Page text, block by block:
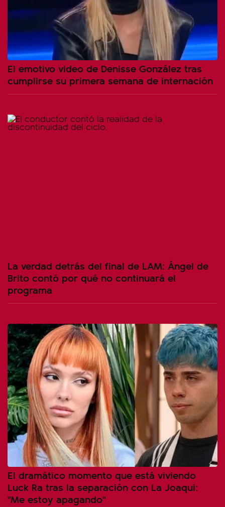
El emotivo video de Denisse González tras
cumplirse su primera semana de internación
La verdad detrás del final de LAM: Ángel de
Brito contó por qué no continuará el
programa
El dramático momento que está viviendo
Luck Ra tras la separación con La Joaqui:
"Me estoy apagando"